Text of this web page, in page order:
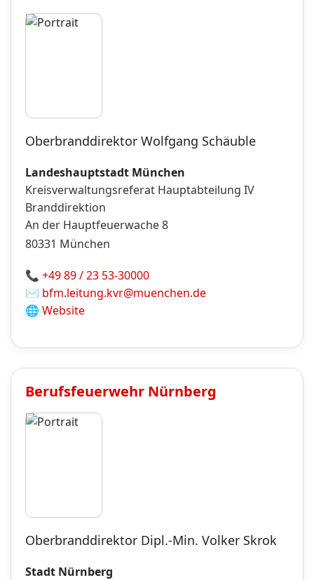
Oberbranddirektor Wolfgang Schäuble
Landeshauptstadt München
Kreisverwaltungsreferat Hauptabteilung IV
Branddirektion
An der Hauptfeuerwache 8
80331 München
📞 +49 89 / 23 53-30000
✉️ bfm.leitung.kvr@muenchen.de
🌐 Website
Berufsfeuerwehr Nürnberg
Oberbranddirektor Dipl.-Min. Volker Skrok
Stadt Nürnberg